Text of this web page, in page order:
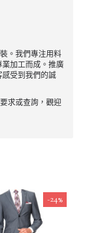
。我們專注用料
加工而成。推廣
受到我們的誠
求或查詢，觀迎
-24%